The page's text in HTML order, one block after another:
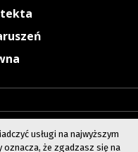
usługi na najwyższym
że zgadzasz się na